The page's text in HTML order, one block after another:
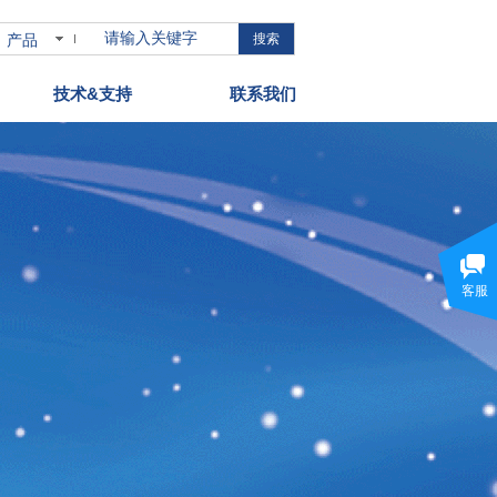
产品 搜索
技术&支持 联系我们
客服